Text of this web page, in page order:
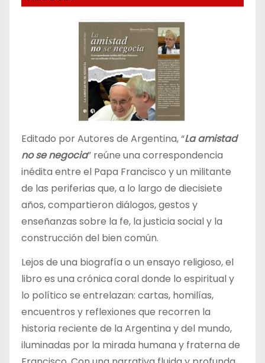
Editado por Autores de Argentina, “La amistad
no se negocia” reúne una correspondencia
inédita entre el Papa Francisco y un militante
de las periferias que, a lo largo de diecisiete
años, compartieron diálogos, gestos y
enseñanzas sobre la fe, la justicia social y la
construcción del bien común.
Lejos de una biografía o un ensayo religioso, el
libro es una crónica coral donde lo espiritual y
lo político se entrelazan: cartas, homilías,
encuentros y reflexiones que recorren la
historia reciente de la Argentina y del mundo,
iluminadas por la mirada humana y fraterna de